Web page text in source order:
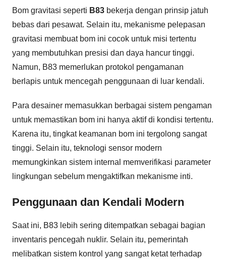
Bom gravitasi seperti B83 bekerja dengan prinsip jatuh
bebas dari pesawat. Selain itu, mekanisme pelepasan
gravitasi membuat bom ini cocok untuk misi tertentu
yang membutuhkan presisi dan daya hancur tinggi.
Namun, B83 memerlukan protokol pengamanan
berlapis untuk mencegah penggunaan di luar kendali.
Para desainer memasukkan berbagai sistem pengaman
untuk memastikan bom ini hanya aktif di kondisi tertentu.
Karena itu, tingkat keamanan bom ini tergolong sangat
tinggi. Selain itu, teknologi sensor modern
memungkinkan sistem internal memverifikasi parameter
lingkungan sebelum mengaktifkan mekanisme inti.
Penggunaan dan Kendali Modern
Saat ini, B83 lebih sering ditempatkan sebagai bagian
inventaris pencegah nuklir. Selain itu, pemerintah
melibatkan sistem kontrol yang sangat ketat terhadap